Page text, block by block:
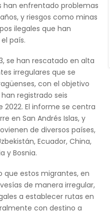
han enfrentado problemas
y riesgos como minas
ilegales que han
país.
se han rescatado en alta
irregulares que se
con el objetivo
han registrado seis
El informe se centra
en San Andrés Islas, y
de diversos países,
Ecuador, China,
y Bosnia.
que estos migrantes, en
de manera irregular,
a establecer rutas en
con destino a